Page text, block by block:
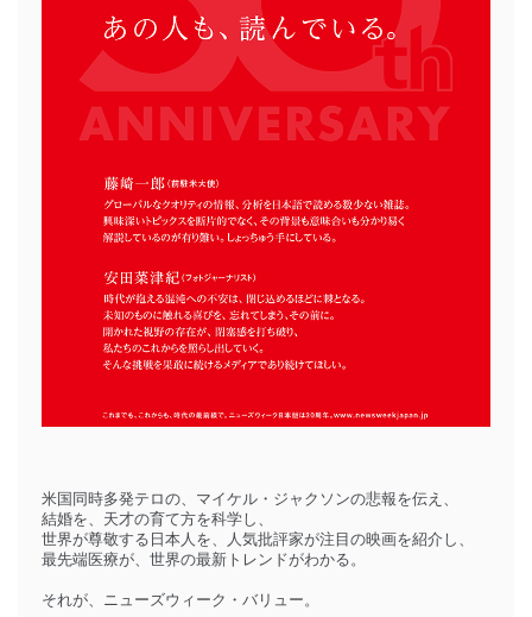
米国同時多発テロの、マイケル・ジャクソンの悲報を伝え、
結婚を、天才の育て方を科学し、
世界が尊敬する日本人を、人気批評家が注目の映画を紹介し、
最先端医療が、世界の最新トレンドがわかる。
それが、ニューズウィーク・バリュー。